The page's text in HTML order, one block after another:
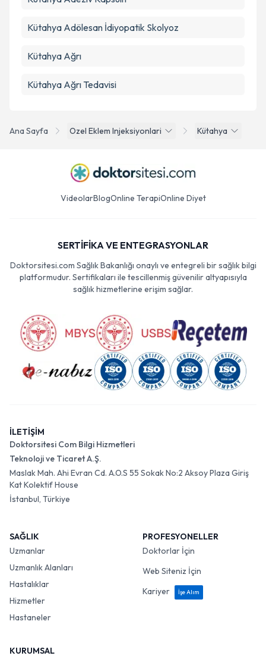
Ana Sayfa Ozel Eklem Injeksiyonlari Kütahya
Kütahya Adölesan İdiyopatik Skolyoz
Kütahya Ağrı
Kütahya Ağrı Tedavisi
VideolarBlogOnline TerapiOnline Diyet
SERTİFİKA VE ENTEGRASYONLAR
Doktorsitesi.com Sağlık Bakanlığı onaylı ve entegreli bir sağlık bilgi
platformudur. Sertifikaları ile tescillenmiş güvenilir altyapısıyla
sağlık hizmetlerine erişim sağlar.
İLETİŞİM
Doktorsitesi Com Bilgi Hizmetleri
Teknoloji ve Ticaret A.Ş.
Maslak Mah. Ahi Evran Cd. A.O.S 55 Sokak No:2 Aksoy Plaza Giriş
Kat Kolektif House
İstanbul, Türkiye
SAĞLIK
Uzmanlar
Uzmanlık Alanları
Hastalıklar
Hizmetler
Hastaneler
PROFESYONELLER
Doktorlar İçin
Web Siteniz İçin
Kariyer
İşe Alım
KURUMSAL